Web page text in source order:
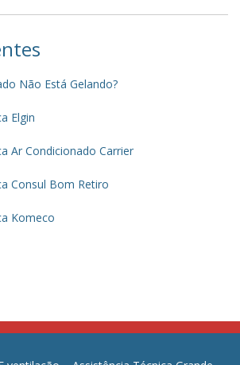
Não Está Gelando?
Elgin
Ar Condicionado Carrier
Consul Bom Retiro
Komeco